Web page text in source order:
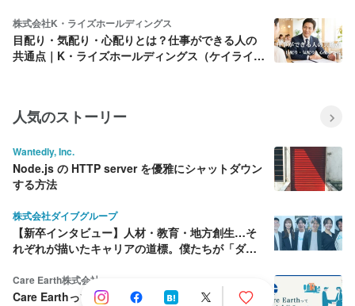
株式会社K・ライズホールディングス
目配り・気配り・心配りとは？仕事ができる人の
共通点｜K・ライズホールディングス（ケイライ
人気のストーリー
Wantedly, Inc.
Node.js の HTTP server を優雅にシャットダウン
する方法
株式会社ダイブグループ
【新卒インタビュー】人材・教育・地方創生…そ
れぞれが描いたキャリアの道標。僕たちが「ダイ
Care Earth株式会社
Care Earthって何をしている会社？